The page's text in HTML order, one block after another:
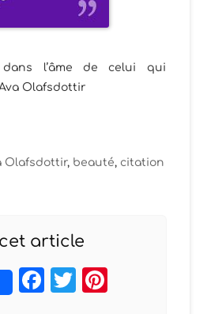
l’âme de celui qui
Olafsdottir
Olafsdottir, beauté, citation
article
Facebook
Twitter